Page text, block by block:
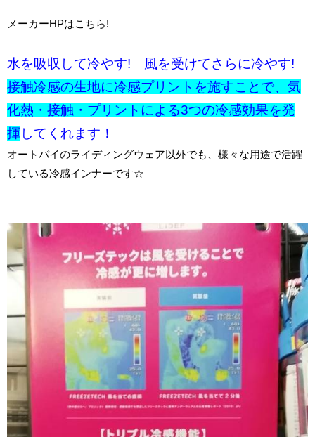
メーカーHPはこちら!
水を吸収して冷やす! 風を受けてさらに冷やす!
接触冷感の生地に冷感プリントを施すことで、気
化熱・接触・プリントによる3つの冷感効果を発
揮してくれます！
オートバイのライディングウェア以外でも、様々な用途で活躍
している冷感インナーです☆